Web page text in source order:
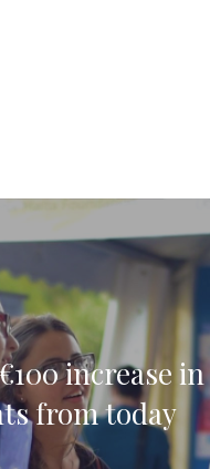
increase in
from today